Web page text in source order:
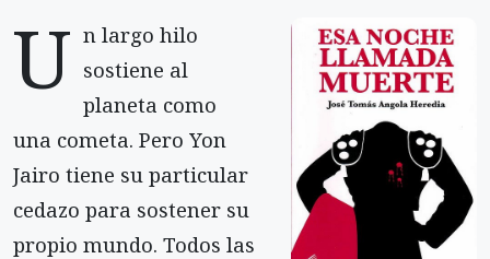
U n largo hilo
sostiene al
planeta como
una cometa. Pero Yon
Jairo tiene su particular
cedazo para sostener su
propio mundo. Todos las